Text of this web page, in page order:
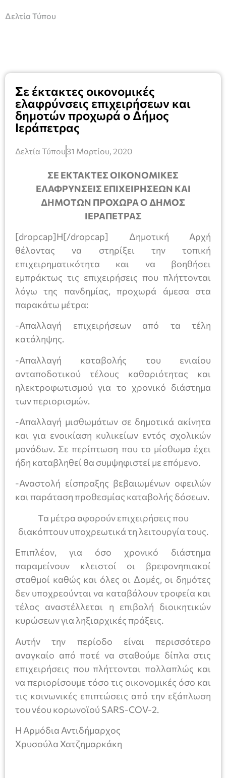
Δελτία Τύπου
Σε έκτακτες οικονομικές
ελαφρύνσεις επιχειρήσεων και
δημοτών προχωρά ο Δήμος
Ιεράπετρας
Δελτία Τύπου 31 Μαρτίου, 2020
ΣΕ ΕΚΤΑΚΤΕΣ ΟΙΚΟΝΟΜΙΚΕΣ
ΕΛΑΦΡΥΝΣΕΙΣ ΕΠΙΧΕΙΡΗΣΕΩΝ ΚΑΙ
ΔΗΜΟΤΩΝ ΠΡΟΧΩΡΑ Ο ΔΗΜΟΣ
ΙΕΡΑΠΕΤΡΑΣ
[dropcap]Η[/dropcap] Δημοτική Αρχή
θέλοντας να στηρίξει την τοπική
επιχειρηματικότητα και να βοηθήσει
εμπράκτως τις επιχειρήσεις που πλήττονται
λόγω της πανδημίας, προχωρά άμεσα στα
παρακάτω μέτρα:
-Απαλλαγή επιχειρήσεων από τα τέλη
κατάληψης.
-Απαλλαγή καταβολής του ενιαίου
ανταποδοτικού τέλους καθαριότητας και
ηλεκτροφωτισμού για το χρονικό διάστημα
των περιορισμών.
-Απαλλαγή μισθωμάτων σε δημοτικά ακίνητα
και για ενοικίαση κυλικείων εντός σχολικών
μονάδων. Σε περίπτωση που το μίσθωμα έχει
ήδη καταβληθεί θα συμψηφιστεί με επόμενο.
-Αναστολή είσπραξης βεβαιωμένων οφειλών
και παράταση προθεσμίας καταβολής δόσεων.
Τα μέτρα αφορούν επιχειρήσεις που
διακόπτουν υποχρεωτικά τη λειτουργία τους.
Επιπλέον, για όσο χρονικό διάστημα
παραμείνουν κλειστοί οι βρεφονηπιακοί
σταθμοί καθώς και όλες οι Δομές, οι δημότες
δεν υποχρεούνται να καταβάλουν τροφεία και
τέλος αναστέλλεται η επιβολή διοικητικών
κυρώσεων για ληξιαρχικές πράξεις.
Αυτήν την περίοδο είναι περισσότερο
αναγκαίο από ποτέ να σταθούμε δίπλα στις
επιχειρήσεις που πλήττονται πολλαπλώς και
να περιορίσουμε τόσο τις οικονομικές όσο και
τις κοινωνικές επιπτώσεις από την εξάπλωση
του νέου κορωνοϊού SARS-COV-2.
Η Αρμόδια Αντιδήμαρχος
Χρυσούλα Χατζημαρκάκη